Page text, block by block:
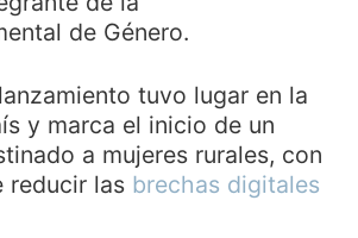
de Género.
tuvo lugar en la
y marca el inicio de un
a mujeres rurales, con
reducir las brechas digitales